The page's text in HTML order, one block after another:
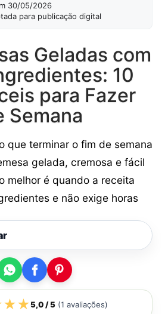
30/05/2026
para publicação digital
Geladas com
10
para Fazer
Semana
que terminar o fim de semana
gelada, cremosa e fácil
melhor é quando a receita
e não exige horas
★★5,0/ 5(1 avaliações)